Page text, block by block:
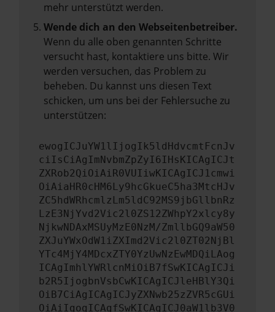
mehr unterstützt werden.
Wende dich an den Webseitenbetreiber.
Wenn du alle oben genannten Schritte
versucht hast, kontaktiere uns bitte. Wir
werden versuchen, das Problem zu
beheben. Du kannst uns diesen Text
schicken, um uns bei der Fehlersuche zu
unterstützen:
ewogICJuYW1lIjogIk5ldHdvcmtFcnJv
ciIsCiAgImNvbmZpZyI6IHsKICAgICJt
ZXRob2QiOiAiR0VUIiwKICAgICJ1cmwi
OiAiaHR0cHM6Ly9hcGkueC5ha3MtcHJv
ZC5hdWRhcmlzLm5ldC92MS9jbGllbnRz
LzE3NjYvd2Vic2l0ZS12ZWhpY2xlcy8y
NjkwNDAxMSUyMzE0NzM/ZmllbGQ9aW50
ZXJuYWxOdW1iZXImd2Vic2l0ZT02NjBl
YTc4MjY4MDcxZTY0YzUwNzEwMDQiLAog
ICAgImhlYWRlcnMiOiB7fSwKICAgICJi
b2R5IjogbnVsbCwKICAgICJleHBlY3Qi
OiB7CiAgICAgICJyZXNwb25zZVR5cGUi
OiAiIgogICAgfSwKICAgICJ0aW1lb3V0